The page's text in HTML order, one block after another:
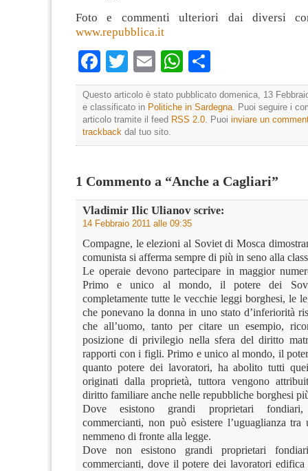
Foto e commenti ulteriori dai diversi
www.repubblica.it
Facebook
TwitterEmailWhatsApp
Questo articolo è stato pubblicato domenica, 13
e classificato in Politiche in Sardegna . Puoi seguire i
articolo tramite il feed RSS 2.0 . Puoi inviare un
trackback dal tuo sito.
1 Commento a “Anche a Cagliari”
Vladimir Ilic Ulianov scrive:
14 Febbraio 2011 alle 09:35
Compagne, le elezioni al Soviet di Mosca
comunista si afferma sempre di più in seno alla
Le operaie devono partecipare in maggior
Primo e unico al mondo, il potere dei
completamente tutte le vecchie leggi borghesi, le
che ponevano la donna in uno stato d’inferiorità
che all’uomo, tanto per citare un esempio,
posizione di privilegio nella sfera del diritto
rapporti con i figli. Primo e unico al mondo, il
quanto potere dei lavoratori, ha abolito tutti
originati dalla proprietà, tuttora vengono
diritto familiare anche nelle repubbliche borghesi
Dove esistono grandi proprietari
commercianti, non può esistere l’uguaglianza tra
nemmeno di fronte alla legge.
Dove non esistono grandi proprietari
commercianti, dove il potere dei lavoratori